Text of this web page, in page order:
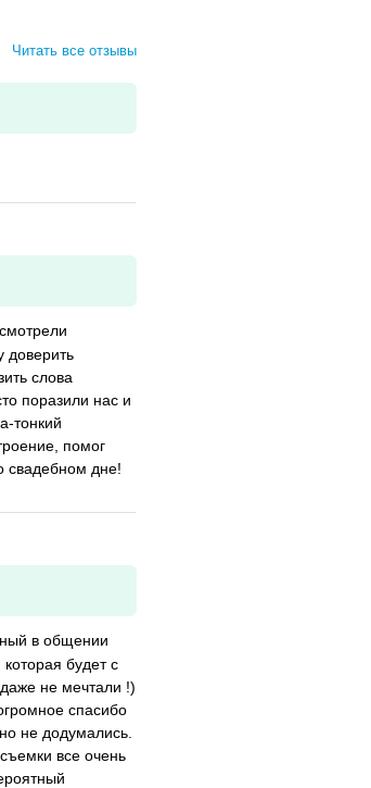
Читать все отзывы
доверить
слова
поразили нас и
тонкий
помог
свадебном дне!
в общении
будет с
не мечтали !)
спасибо
не додумались.
все очень